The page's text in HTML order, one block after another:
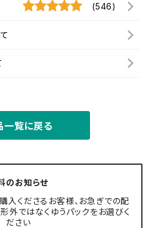
(546)
一覧に戻る
のお知らせ
入くださるお客様、お急ぎでの配
外ではなくゆうパックをお選びく
ださい